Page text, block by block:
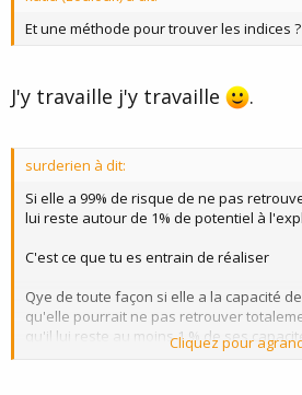
Et une méthode pour trouver les indices ?
J'y travaille j'y travaille .
surderien à dit:
Si elle a 99% de risque de ne pas
lui reste autour de 1% de potentiel à
C'est ce que tu es entrain de réaliser
Qye de toute façon si elle a la capacité
qu'elle pourrait ne pas retrouver
qu'il lui reste au moins 1 % de ses
pour garder la capacité de s'en rendre
Cliquez pour